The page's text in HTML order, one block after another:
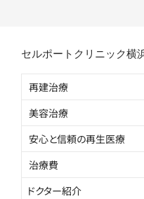
セルポートクリニック横
再建治療
美容治療
安心と信頼の再生医療
治療費
ドクター紹介